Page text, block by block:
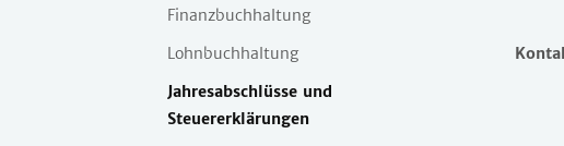
Finanzbuchhaltung
Lohnbuchhaltung
Jahresabschlüsse und
Steuererklärungen